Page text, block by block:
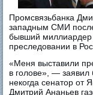
Промсвязьбанка
западным СМИ
бывший миллиардер
преследовании в
«Меня выставили
в голове», —
некогда сенатор от
Дмитрий Ананьев